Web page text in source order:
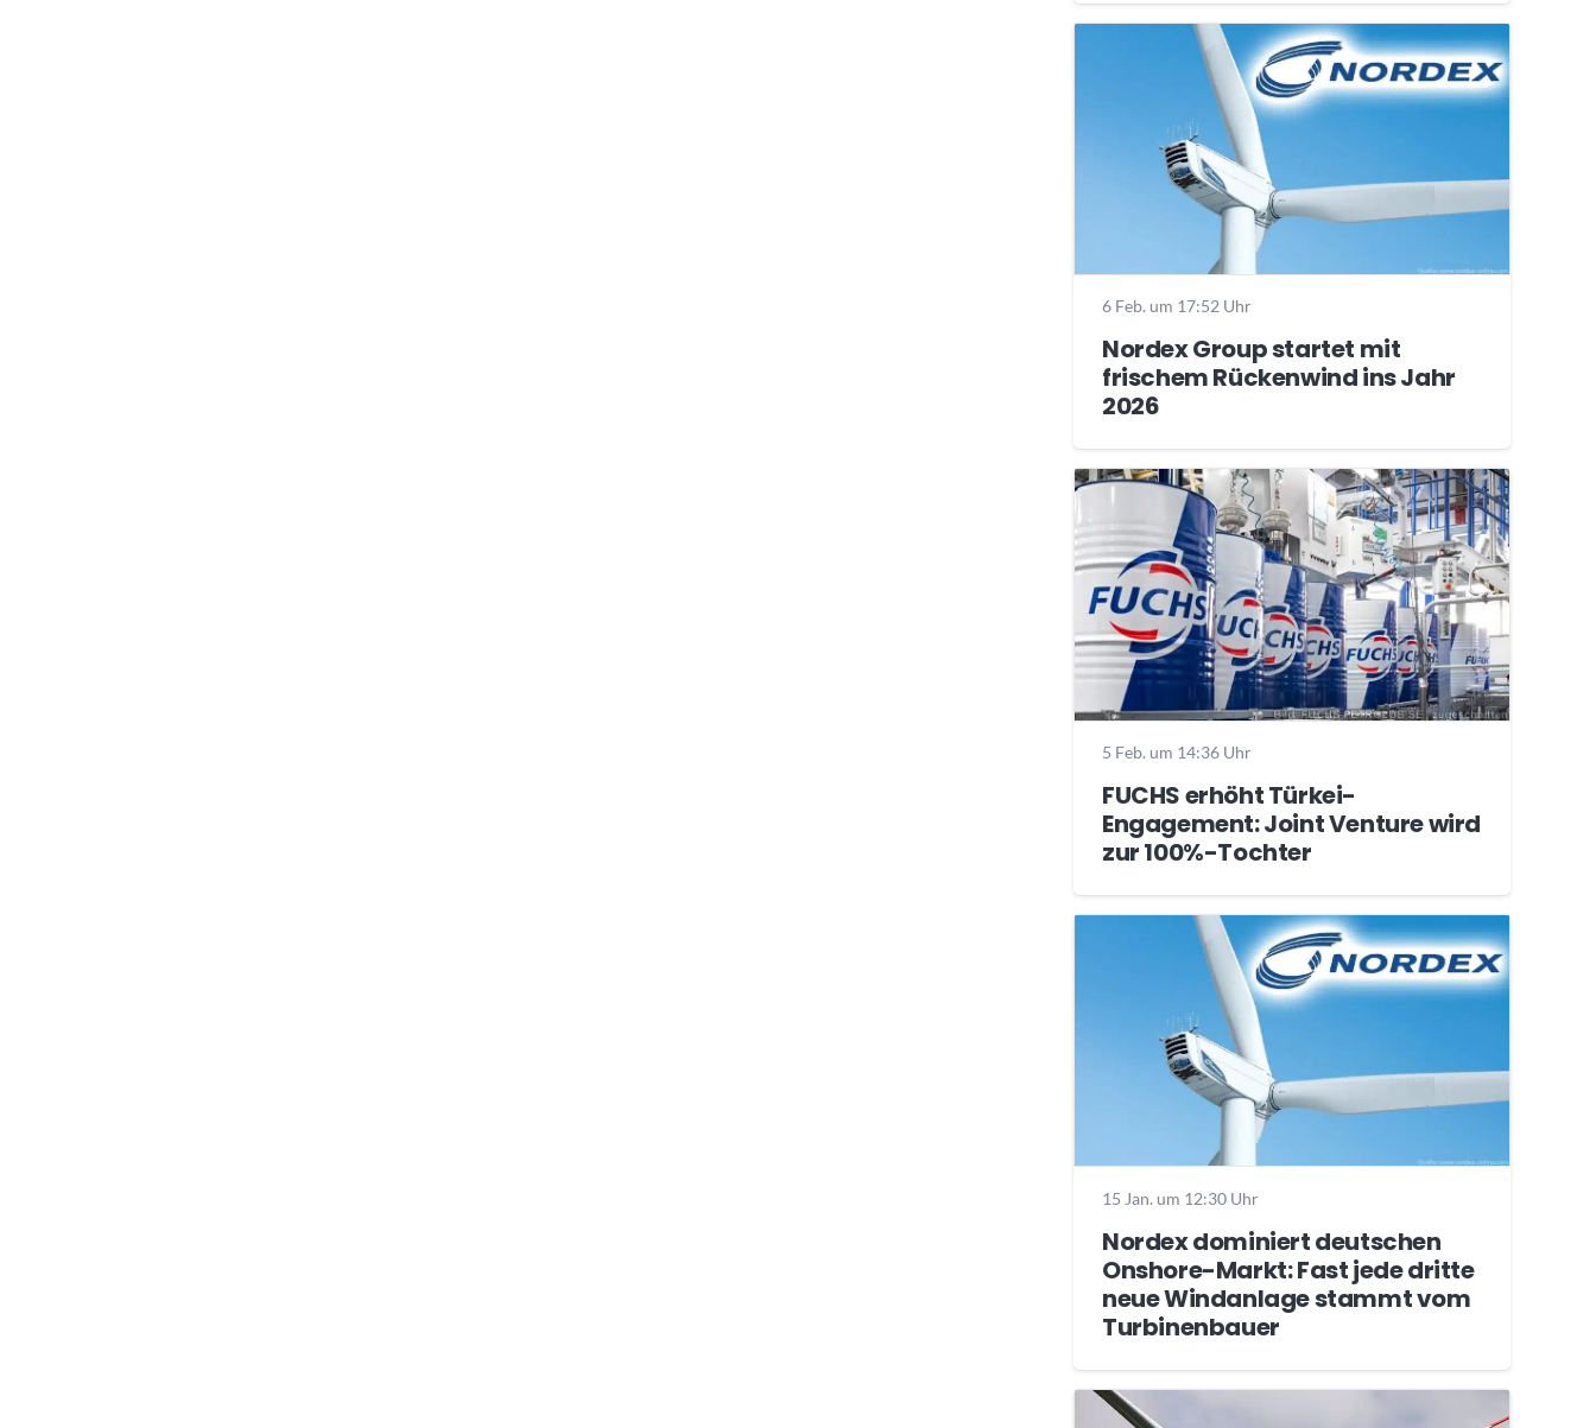
6 Feb. um 17:52 Uhr
Nordex Group startet mit
frischem Rückenwind ins Jahr
2026
5 Feb. um 14:36 Uhr
FUCHS erhöht Türkei-
Engagement: Joint Venture wird
zur 100%-Tochter
15 Jan. um 12:30 Uhr
Nordex dominiert deutschen
Onshore-Markt: Fast jede dritte
neue Windanlage stammt vom
Turbinenbauer